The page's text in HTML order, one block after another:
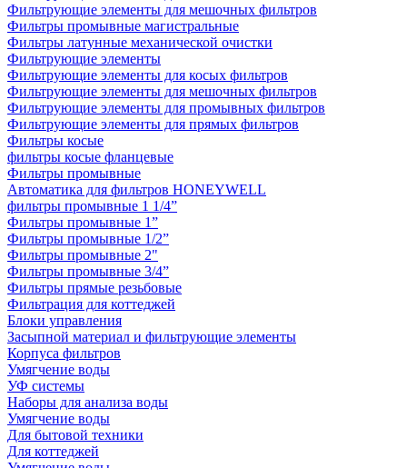
Фильтрующие элементы для мешочных фильтров
Фильтры промывные магистральные
Фильтры латунные механической очистки
Фильтрующие элементы
Фильтрующие элементы для косых фильтров
Фильтрующие элементы для мешочных фильтров
Фильтрующие элементы для промывных фильтров
Фильтрующие элементы для прямых фильтров
Фильтры косые
фильтры косые фланцевые
Фильтры промывные
Автоматика для фильтров HONEYWELL
фильтры промывные 1 1/4”
Фильтры промывные 1”
Фильтры промывные 1/2”
Фильтры промывные 2"
Фильтры промывные 3/4”
Фильтры прямые резьбовые
Фильтрация для коттеджей
Блоки управления
Засыпной материал и фильтрующие элементы
Корпуса фильтров
Умягчение воды
УФ системы
Наборы для анализа воды
Умягчение воды
Для бытовой техники
Для коттеджей